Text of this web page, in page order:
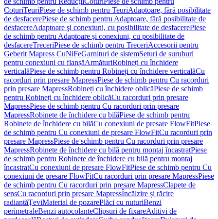
CoturiTeuriPiese de schimb pentru TeuriAdaptoare, fără posibilitate
de desfacerePiese de schimb pentru Adaptoare, fără posibilitate de
desfacereAdaptoare şi conexiuni, cu posibilitate de desfacerePiese
de schimb pentru Adaptoare şi conexiuni, cu posibilitate de
desfacereTreceriPiese de schimb pentru TreceriAccesorii pentru
Geberit Mapress CuNiFeGarnituri de sistemSeturi de șuruburi
pentru conexiuni cu flanșăArmăturiRobineți cu închidere
verticalăPiese de schimb pentru Robineți cu închidere verticalăCu
racorduri prin presare MapressPiese de schimb pentru Cu racorduri
prin presare MapressRobineți cu închidere oblicăPiese de schimb
pentru Robineți cu închidere oblicăCu racorduri prin presare
MapressPiese de schimb pentru Cu racorduri prin presare
MapressRobinete de închidere cu bilăPiese de schimb pentru
Robinete de închidere cu bilăCu conexiuni de presare FlowFitPiese
de schimb pentru Cu conexiuni de presare FlowFitCu racorduri prin
presare MapressPiese de schimb pentru Cu racorduri prin presare
MapressRobinete de închidere cu bilă pentru montaj încastratPiese
de schimb pentru Robinete de închidere cu bilă pentru montaj
încastratCu conexiuni de presare FlowFitPiese de schimb pentru Cu
conexiuni de presare FlowFitCu racorduri prin presare MapressPiese
de schimb pentru Cu racorduri prin presare MapressClapete de
sensCu racorduri prin presare MapressÎncălzire și răcire
radiantăŢeviMaterial de pozarePlăci cu nuturiBenzi
perimetraleBenzi autocolanteClipsuri de fixareAditivi de